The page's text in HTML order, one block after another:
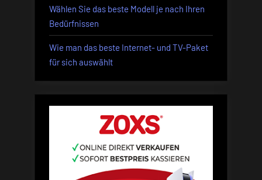
Wählen Sie das beste Modell je nach Ihren
Bedürfnissen
Wie man das beste Internet- und TV-Paket
für sich auswählt